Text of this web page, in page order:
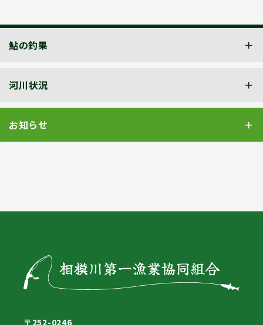
鮎の釣果
河川状況
お知らせ
〒252-0246